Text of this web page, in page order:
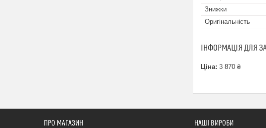
Знижки
Оригінальність
ІНФОРМАЦІЯ ДЛЯ
Ціна: 3 870 ₴
ПРО МАГАЗИН НАШІ ВИРОБИ